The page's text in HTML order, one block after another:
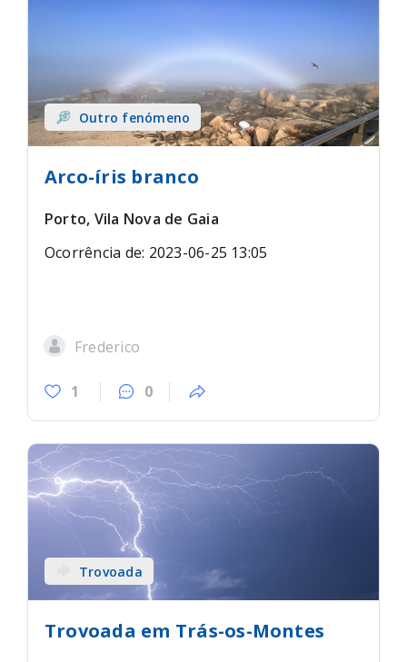
Outro fenómeno
Arco-íris branco
Porto, Vila Nova de Gaia
Ocorrência de: 2023-06-25 13:05
Frederico
1 0
Trovoada
Trovoada em Trás-os-Montes